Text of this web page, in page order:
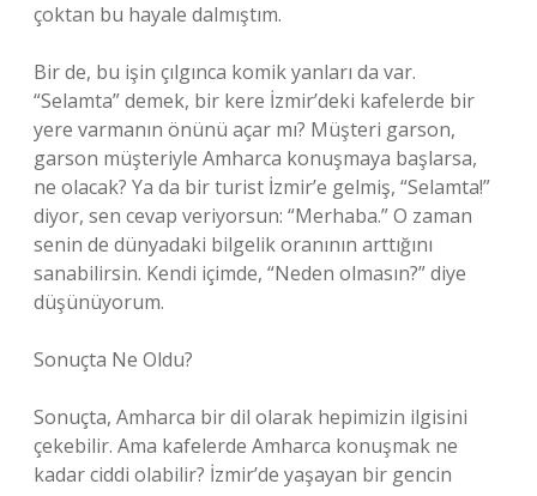
çoktan bu hayale dalmıştım.
Bir de, bu işin çılgınca komik yanları da var.
“Selamta” demek, bir kere İzmir’deki kafelerde bir
yere varmanın önünü açar mı? Müşteri garson,
garson müşteriyle Amharca konuşmaya başlarsa,
ne olacak? Ya da bir turist İzmir’e gelmiş, “Selamta!”
diyor, sen cevap veriyorsun: “Merhaba.” O zaman
senin de dünyadaki bilgelik oranının arttığını
sanabilirsin. Kendi içimde, “Neden olmasın?” diye
düşünüyorum.
Sonuçta Ne Oldu?
Sonuçta, Amharca bir dil olarak hepimizin ilgisini
çekebilir. Ama kafelerde Amharca konuşmak ne
kadar ciddi olabilir? İzmir’de yaşayan bir gencin